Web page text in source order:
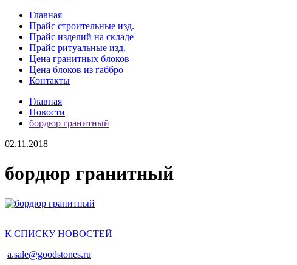
Главная
Прайс строительные изд.
Прайс изделий на складе
Прайс ритуальные изд.
Цена гранитных блоков
Цена блоков из габбро
Контакты
Главная
Новости
бордюр гранитный
02.11.2018
бордюр гранитный
К СПИСКУ НОВОСТЕЙ
a.sale@goodstones.ru